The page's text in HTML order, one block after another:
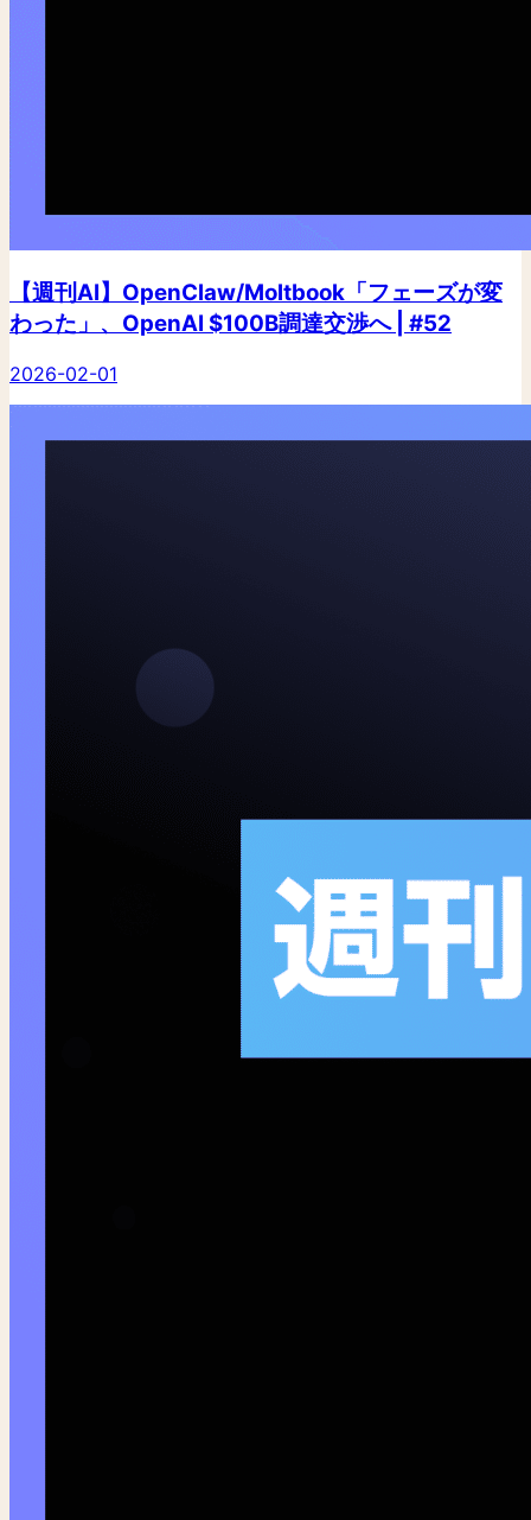
【週刊AI】OpenClaw/Moltbook「フェーズが変
わった」、OpenAI $100B調達交渉へ | #52
2026-02-01